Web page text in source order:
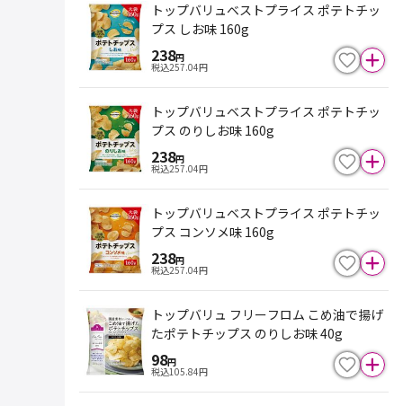
トップバリュベストプライス ポテトチッ
プス しお味 160g
238円
税込257.04円
トップバリュベストプライス ポテトチッ
プス のりしお味 160g
238円
税込257.04円
トップバリュベストプライス ポテトチッ
プス コンソメ味 160g
238円
税込257.04円
トップバリュ フリーフロム こめ油で揚げ
たポテトチップス のりしお味 40g
98円
税込105.84円